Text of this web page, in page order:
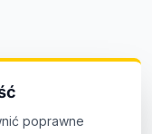
poprawne